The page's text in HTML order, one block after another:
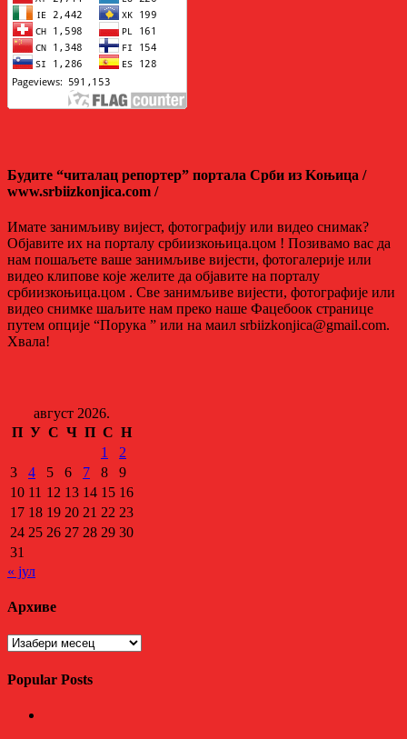
Будите “читалац репортер” портала Срби из Kоњица /
www.srbiizkonjica.com /
Имате занимљиву вијест, фотографију или видео снимак?
Објавите их на порталу србиизкоњица.цом ! Позивамо вас да
нам пошаљете ваше занимљиве вијести, фотогалерије или
видео клипове које желите да објавите на порталу
србиизкоњица.цом . Све занимљиве вијести, фотографије или
видео снимке шаљите нам преко наше Фацебоок странице
путем опције “Порука ” или на маил srbiizkonjica@gmail.com.
Хвала!
август 2026.
П У С Ч П С Н
1
2
3
4 5 6 7 8
9
10 11 12 13 14 15 16
17 18 19 20 21 22 23
24 25 26 27 28 29 30
31
« јул
Архиве
Архиве
Popular Posts